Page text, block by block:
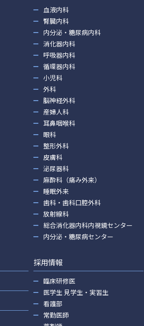
血液内科
腎臓内科
内分泌・糖尿病内科
消化器内科
呼吸器内科
循環器内科
小児科
外科
脳神経外科
産婦人科
耳鼻咽喉科
眼科
整形外科
皮膚科
泌尿器科
麻酔科（痛み外来）
睡眠外来
歯科・歯科口腔外科
放射線科
総合消化器内科内視鏡センター
内分泌・糖尿病センター
採用情報
臨床研修医
医学生 見学生・実習生
看護部
常勤医師